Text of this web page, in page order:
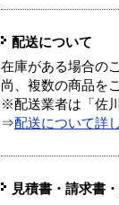
配送について
在庫がある場合の
尚、複数の商品を
※配送業者は「佐
⇒配送について詳
見積書・請求書